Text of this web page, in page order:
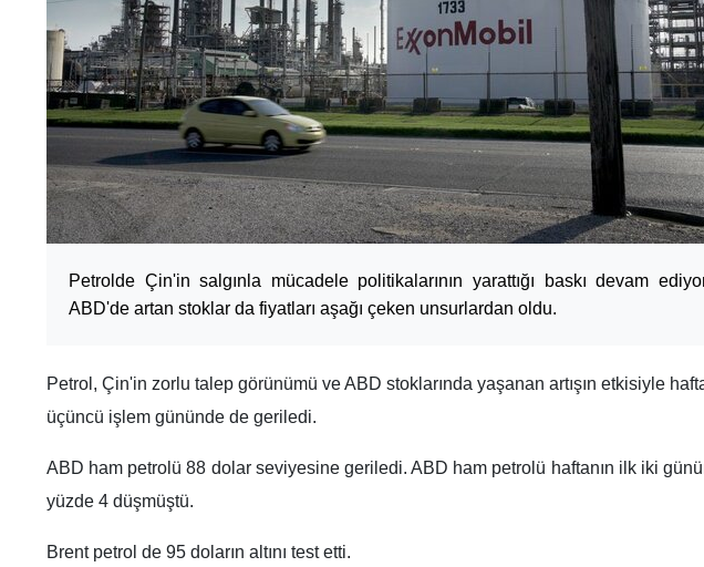
Petrolde Çin'in salgınla mücadele politikalarının yarattığı baskı devam
ABD'de artan stoklar da fiyatları aşağı çeken unsurlardan oldu.
Petrol, Çin'in zorlu talep görünümü ve ABD stoklarında yaşanan artışın etkisiyle
üçüncü işlem gününde de geriledi.
ABD ham petrolü 88 dolar seviyesine geriledi. ABD ham petrolü haftanın ilk iki
yüzde 4 düşmüştü.
Brent petrol de 95 doların altını test etti.